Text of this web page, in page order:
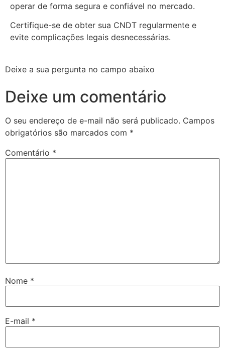
operar de forma segura e confiável no mercado.
Certifique-se de obter sua CNDT regularmente e
evite complicações legais desnecessárias.
Deixe a sua pergunta no campo abaixo
Deixe um comentário
O seu endereço de e-mail não será publicado. Campos
obrigatórios são marcados com *
Comentário *
Nome *
E-mail *